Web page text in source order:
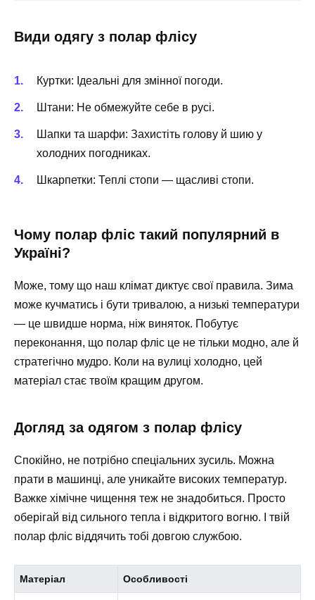
Види одягу з полар флісу
Куртки: Ідеальні для змінної погоди.
Штани: Не обмежуйте себе в русі.
Шапки та шарфи: Захистіть голову й шию у
холодних погодниках.
Шкарпетки: Теплі стопи — щасливі стопи.
Чому полар фліс такий популярний в
Україні?
Може, тому що наш клімат диктує свої правила. Зима
може кучматись і бути тривалою, а низькі температури
— це швидше норма, ніж виняток. Побутує
переконання, що полар фліс це не тільки модно, але й
стратегічно мудро. Коли на вулиці холодно, цей
матеріал стає твоїм кращим другом.
Догляд за одягом з полар флісу
Спокійно, не потрібно спеціальних зусиль. Можна
прати в машинці, але уникайте високих температур.
Важке хімічне чищення теж не знадобиться. Просто
оберігай від сильного тепла і відкритого вогню. І твій
полар фліс віддячить тобі довгою службою.
Матеріал Особливості